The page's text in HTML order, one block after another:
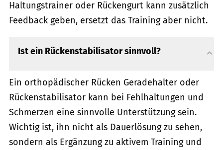
Haltungstrainer oder Rückengurt kann zusätzlich
Feedback geben, ersetzt das Training aber nicht.
Ist ein Rückenstabilisator sinnvoll?
Ein orthopädischer Rücken Geradehalter oder
Rückenstabilisator kann bei Fehlhaltungen und
Schmerzen eine sinnvolle Unterstützung sein.
Wichtig ist, ihn nicht als Dauerlösung zu sehen,
sondern als Ergänzung zu aktivem Training und